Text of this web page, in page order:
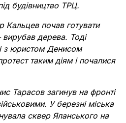
будівництво ТРЦ.
Кальцев почав готувати
вирубав дерева. Тоді
з юристом Денисом
таким діям і почалися
Тарасов загинув на фронті
У березні міська
сквер Яланського на